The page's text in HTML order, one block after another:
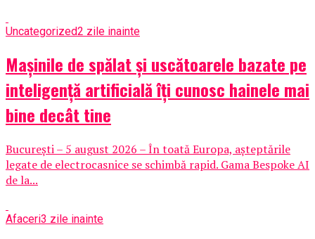
Uncategorized2 zile inainte
Mașinile de spălat și uscătoarele bazate pe
inteligență artificială îți cunosc hainele mai
bine decât tine
București – 5 august 2026 – În toată Europa, așteptările
legate de electrocasnice se schimbă rapid. Gama Bespoke AI
de la...
Afaceri3 zile inainte